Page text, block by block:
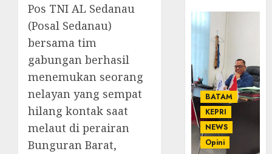
Pos TNI AL Sedanau
(Posal Sedanau)
bersama tim
gabungan berhasil
menemukan seorang
nelayan yang sempat
hilang kontak saat
melaut di perairan
Bunguran Barat,
BATAM
KEPRI
NEWS
Opini